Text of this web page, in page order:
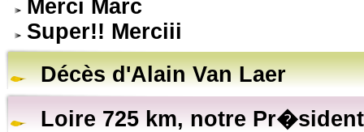
Merci Marc
Super!! Merciii
Décès d'Alain Van Laer
Loire 725 km, notre